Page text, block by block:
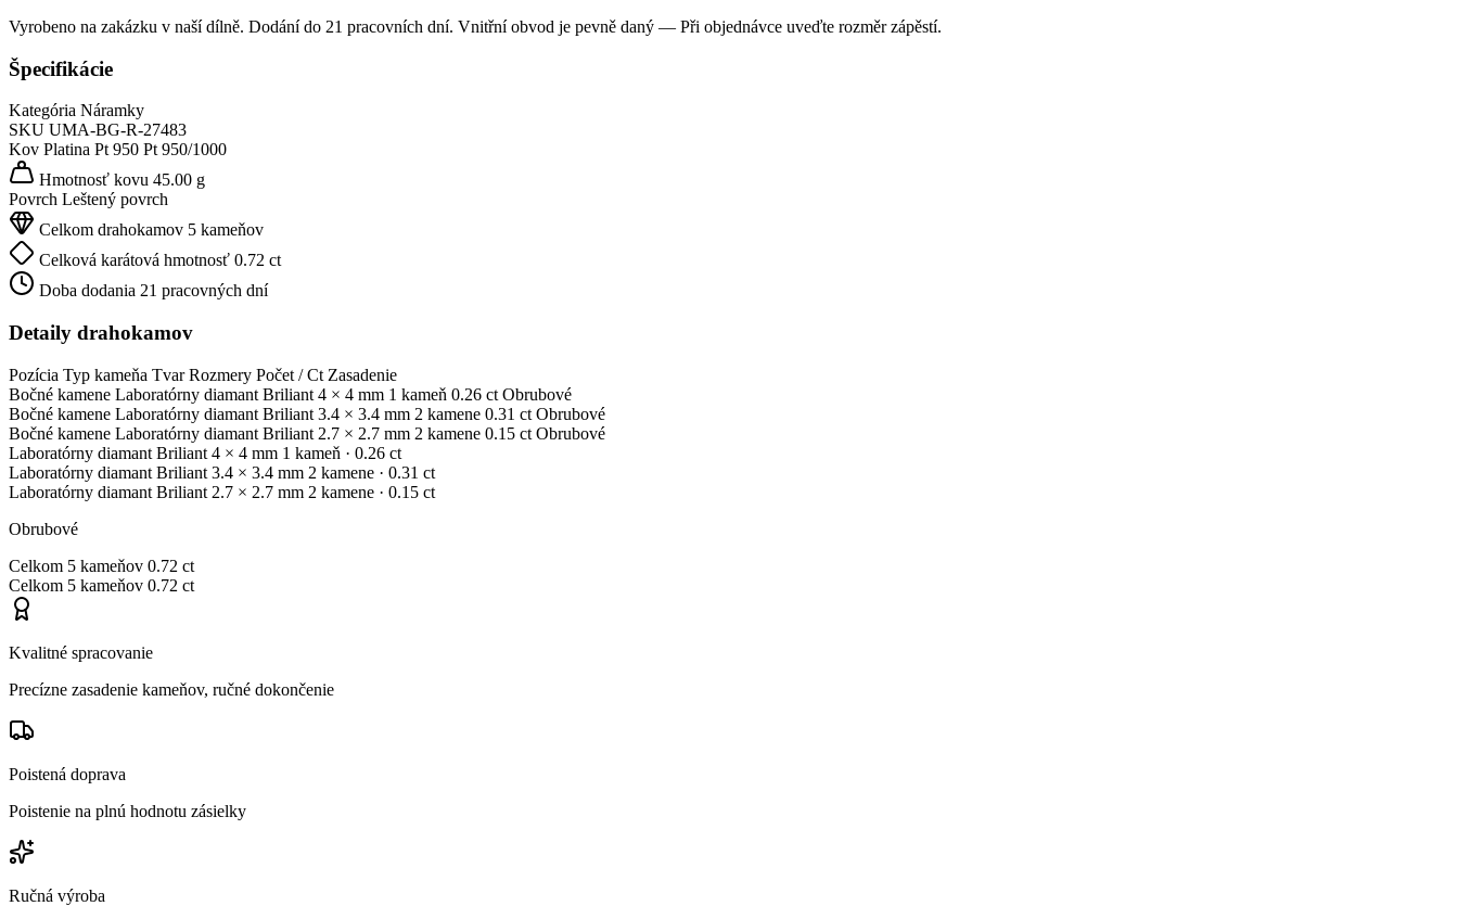
Vyrobeno na zakázku v naší dílně. Dodání do 21 pracovních dní. Vnitřní obvod je pevně daný — Při objednávce uveďte rozměr zápěstí.
Špecifikácie
Kategória Náramky
SKU UMA-BG-R-27483
Kov Platina Pt 950 Pt 950/1000
Hmotnosť kovu 45.00 g
Povrch Leštený povrch
Celkom drahokamov 5 kameňov
Celková karátová hmotnosť 0.72 ct
Doba dodania 21 pracovných dní
Detaily drahokamov
Pozícia Typ kameňa Tvar Rozmery Počet / Ct Zasadenie
Bočné kamene Laboratórny diamant Briliant 4 × 4 mm 1 kameň 0.26 ct Obrubové
Bočné kamene Laboratórny diamant Briliant 3.4 × 3.4 mm 2 kamene 0.31 ct Obrubové
Bočné kamene Laboratórny diamant Briliant 2.7 × 2.7 mm 2 kamene 0.15 ct Obrubové
Laboratórny diamant Briliant 4 × 4 mm 1 kameň · 0.26 ct
Laboratórny diamant Briliant 3.4 × 3.4 mm 2 kamene · 0.31 ct
Laboratórny diamant Briliant 2.7 × 2.7 mm 2 kamene · 0.15 ct
Obrubové
Celkom 5 kameňov 0.72 ct
Celkom 5 kameňov 0.72 ct
Kvalitné spracovanie
Precízne zasadenie kameňov, ručné dokončenie
Poistená doprava
Poistenie na plnú hodnotu zásielky
Ručná výroba